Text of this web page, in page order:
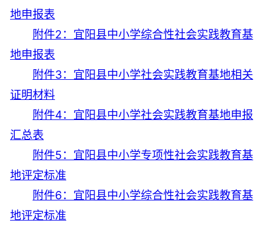
地申报表
附件2：宜阳县中小学综合性社会实践教育基
地申报表
附件3：宜阳县中小学社会实践教育基地相关
证明材料
附件4：宜阳县中小学社会实践教育基地申报
汇总表
附件5：宜阳县中小学专项性社会实践教育基
地评定标准
附件6：宜阳县中小学综合性社会实践教育基
地评定标准